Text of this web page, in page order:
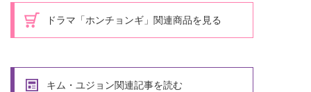
ドラマ「ホンチョンギ」関連商品を見る
キム・ユジョン関連記事を読む